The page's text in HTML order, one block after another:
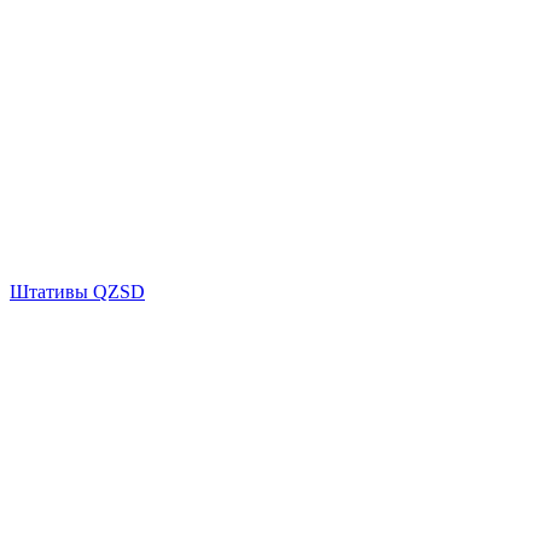
Штативы QZSD